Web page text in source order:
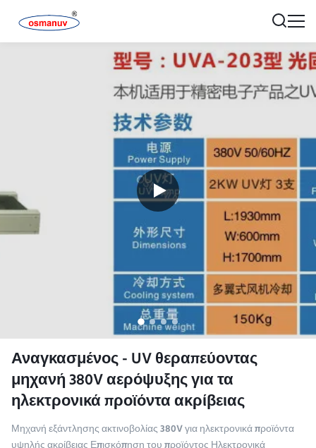
Αναγκασμένος - UV θεραπεύοντας
μηχανή 380V αερόψυξης για τα
ηλεκτρονικά προϊόντα ακρίβειας
Μηχανή εξάντλησης ακτινοβολίας 380V για ηλεκτρονικά προϊόντα